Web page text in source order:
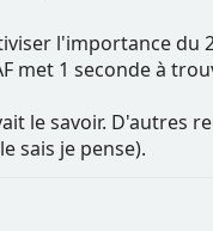
l'importance du
met 1 seconde à
le savoir. D'autres
sais je pense).